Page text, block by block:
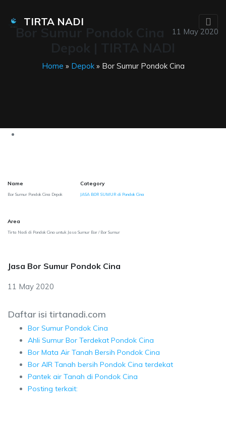
TIRTA NADI
11 May 2020
Bor Sumur Pondok Cina
Home » Depok» Bor Sumur Pondok Cina
Name
Bor Sumur Pondok Cina Depok
Category
JASA BOR SUMUR di Pondok Cina
Area
Tirta Nadi di Pondok Cina untuk Jasa Sumur Bor / Bor Sumur
Jasa Bor Sumur Pondok Cina
11 May 2020
Daftar isi tirtanadi.com
Bor Sumur Pondok Cina
Ahli Sumur Bor Terdekat Pondok Cina
Bor Mata Air Tanah Bersih Pondok Cina
Bor AIR Tanah bersih Pondok Cina terdekat
Pantek air Tanah di Pondok Cina
Posting terkait: